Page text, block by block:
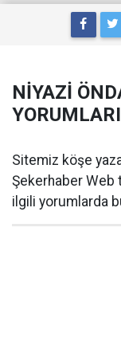
NİYAZİ
YORUMLARI
Sitemiz köşe
Şekerhaber Web
ilgili yorumlarda